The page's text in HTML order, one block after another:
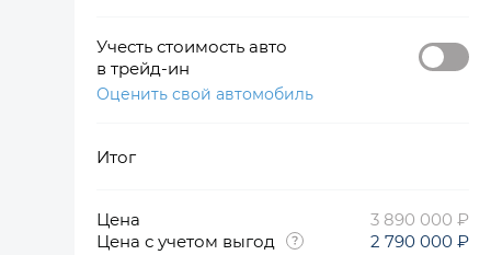
Учесть стоимость авто
в трейд-ин
Оценить свой автомобиль
Итог
Цена
3 890 000 ₽
Цена с учетом выгод
2 790 000 ₽